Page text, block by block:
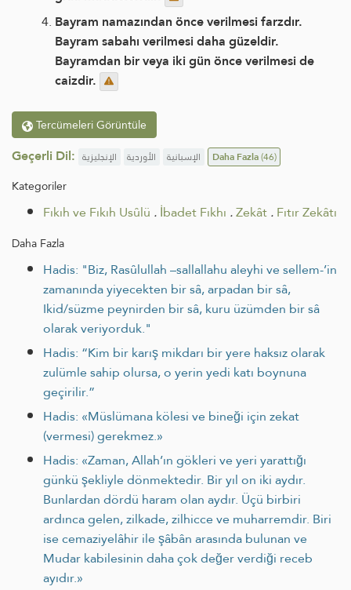
Bayram namazından önce verilmesi farzdır.
Bayram sabahı verilmesi daha güzeldir.
Bayramdan bir veya iki gün önce verilmesi de
caizdir.
Tercümeleri Görüntüle
Geçerli Dil: الإنجليزية الأوردية الإسبانية Daha Fazla(46)
Kategoriler
Fıkıh ve Fıkıh Usûlü .İbadet Fıkhı .Zekât.Fıtır Zekâtı
Daha Fazla
Hadis: "Biz, Rasûlullah –sallallahu aleyhi ve sellem-’in
zamanında yiyecekten bir sâ, arpadan bir sâ,
Ikid/süzme peynirden bir sâ, kuru üzümden bir sâ
olarak veriyorduk."
Hadis: “Kim bir karış mikdarı bir yere haksız olarak
zulümle sahip olursa, o yerin yedi katı boynuna
geçirilir.”
Hadis: «Müslümana kölesi ve bineği için zekat
(vermesi) gerekmez.»
Hadis: «Zaman, Allah’ın gökleri ve yeri yarattığı
günkü şekliyle dönmektedir. Bir yıl on iki aydır.
Bunlardan dördü haram olan aydır. Üçü birbiri
ardınca gelen, zilkade, zilhicce ve muharremdir. Biri
ise cemaziyelâhir ile şâbân arasında bulunan ve
Mudar kabilesinin daha çok değer verdiği receb
ayıdır.»